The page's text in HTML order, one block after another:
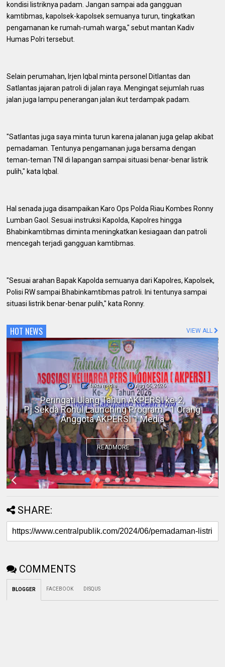
kondisi listriknya padam. Jangan sampai ada gangguan
kamtibmas, kapolsek-kapolsek semuanya turun, tingkatkan
pengamanan ke rumah-rumah warga," sebut mantan Kadiv
Humas Polri tersebut.
Selain perumahan, Irjen Iqbal minta personel Ditlantas dan
Satlantas jajaran patroli di jalan raya. Mengingat sejumlah ruas
jalan juga lampu penerangan jalan ikut terdampak padam.
"Satlantas juga saya minta turun karena jalanan juga gelap akibat
pemadaman. Tentunya pengamanan juga bersama dengan
teman-teman TNI di lapangan sampai situasi benar-benar listrik
pulih," kata Iqbal.
Hal senada juga disampaikan Karo Ops Polda Riau Kombes Ronny
Lumban Gaol. Sesuai instruksi Kapolda, Kapolres hingga
Bhabinkamtibmas diminta meningkatkan kesiagaan dan patroli
mencegah terjadi gangguan kamtibmas.
"Sesuai arahan Bapak Kapolda semuanya dari Kapolres, Kapolsek,
Polisi RW sampai Bhabinkamtibmas patroli. Ini tentunya sampai
situasi listrik benar-benar pulih," kata Ronny.
HOT NEWS VIEW ALL
0 fakta media Aug 06, 2026
Polres Inhil bersama Pemkab Inhil dan
BKSDA Riau Perkuat Sinergi Tangani
Gangguan Kera Liar di Tembilahan
READMORE
SHARE:
COMMENTS
BLOGGER FACEBOOK DISQUS